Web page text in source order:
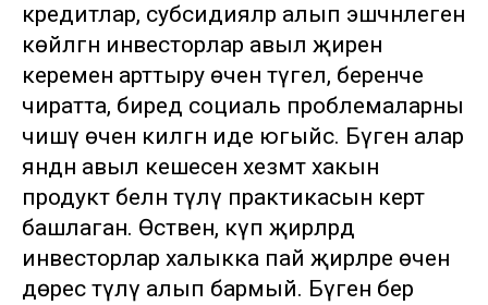
кредитлар, субсидияләр алып эшчәнлеген
көйләгән инвесторлар авыл җиренә
керемен арттыру өчен түгел, беренче
чиратта, биредә социаль проблемаларны
чишү өчен килгән иде югыйсә. Бүген алар
янәдән авыл кешесенә хезмәт хакын
продукт белән түләү практикасын кертә
башлаган. Өстәвенә, күп җирләрдә
инвесторлар халыкка пай җирләре өчен
дөрес түләү алып бармый. Бүген бер